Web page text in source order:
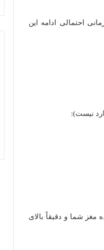
احتمالی ادامه این
نیست):
شما و دقیقاً بالای